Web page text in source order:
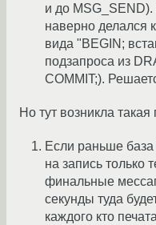
и до MSG_SEND).
наверно делался
вида "BEGIN;
подзапроса из
COMMIT;).
Но тут возникла
Если раньше
на запись только
финальные
секунды туда
каждого кто